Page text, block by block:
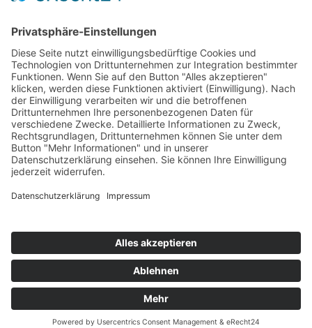
Nationale Kooperationen
L.E.V.
Nachlese
Soziales Engagement
Materialien und Links
Personen
Kontakt
ÖKOLOG/PILGRIM
Aktuelles
Materialien & Links
Landes-ARGE-Lehrer:innengesundheit
PHDL-Chor
Improtheater
Kapelle
Weiße Galerie
Aktuelles
Veranstaltungen
Stellenausschreibungen